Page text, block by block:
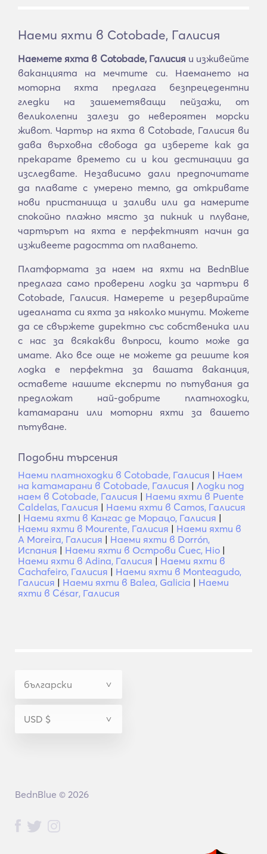
Наеми яхти в Cotobade, Галисия
Наемете яхта в Cotobade, Галисия и изживейте
ваканцията на мечтите си. Наемането на
моторна яхта предлага безпрецедентни
гледки на зашеметяващи пейзажи, от
великолепни залези до невероятен морски
живот. Чартър на яхта в Cotobade, Галисия ви
дава върховна свобода да изберете как да
прекарате времето си и кои дестинации да
изследвате. Независимо дали предпочитате
да плавате с умерено темпо, да откривате
нови пристанища и заливи или да намерите
спокойно плажно място за пикник и плуване,
чартърът на яхта е перфектният начин да
изживеете радостта от плаването.
Платформата за наем на яхти на BednBlue
предлага само проверени лодки за чартъри в
Cotobade, Галисия. Намерете и резервирайте
идеалната си яхта за няколко минути. Можете
да се свържете директно със собственика или
с нас за всякакви въпроси, които може да
имате. Ако все още не можете да решите коя
лодка е перфектна за вашата ваканция,
оставете нашите експерти по пътувания да
предложат най-добрите платноходки,
катамарани или моторни яхти за вашето
пътуване.
Подобни търсения
Наеми платноходки в Cotobade, Галисия | Наем
на катамарани в Cotobade, Галисия | Лодки под
наем в Cotobade, Галисия | Наеми яхти в Puente
Caldelas, Галисия | Наеми яхти в Camos, Галисия
| Наеми яхти в Кангас де Морацо, Галисия |
Наеми яхти в Mourente, Галисия | Наеми яхти в
A Moreira, Галисия | Наеми яхти в Dorrón,
Испания | Наеми яхти в Острови Сиес, Hio |
Наеми яхти в Adina, Галисия | Наеми яхти в
Cachafeiro, Галисия | Наеми яхти в Monteagudo,
Галисия | Наеми яхти в Balea, Galicia | Наеми
яхти в César, Галисия
BednBlue © 2026